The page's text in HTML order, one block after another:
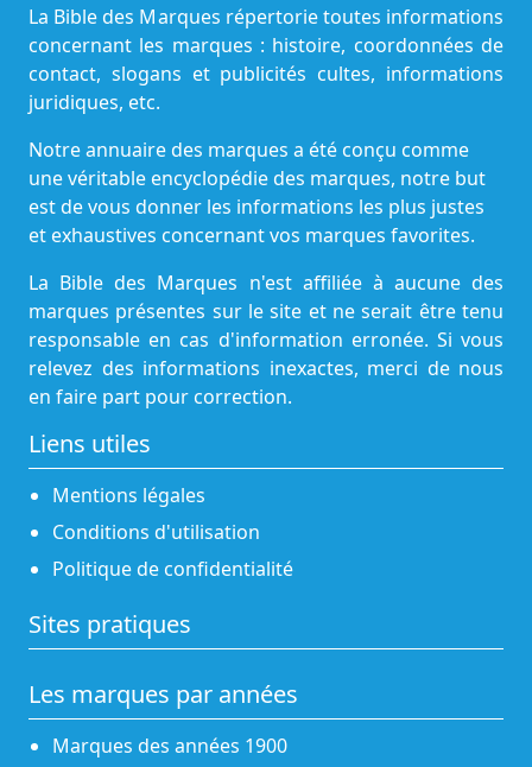
La Bible des Marques répertorie toutes informations
concernant les marques : histoire, coordonnées de
contact, slogans et publicités cultes, informations
juridiques, etc.
Notre annuaire des marques a été conçu comme
une véritable encyclopédie des marques, notre but
est de vous donner les informations les plus justes
et exhaustives concernant vos marques favorites.
La Bible des Marques n'est affiliée à aucune des
marques présentes sur le site et ne serait être tenu
responsable en cas d'information erronée. Si vous
relevez des informations inexactes, merci de nous
en faire part pour correction.
Liens utiles
Mentions légales
Conditions d'utilisation
Politique de confidentialité
Sites pratiques
Les marques par années
Marques des années 1900